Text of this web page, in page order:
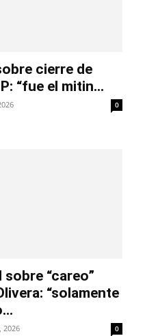
cierre de
“fue el mitin...
0
“careo”
“solamente
2026 0